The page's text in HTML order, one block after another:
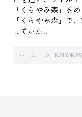
「くらやみ森」をめ
「くらやみ森」で
していた!!
ホーム